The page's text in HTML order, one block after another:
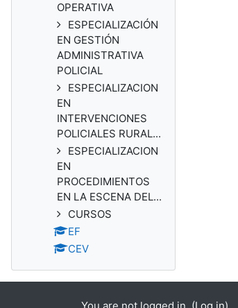
OPERATIVA
ESPECIALIZACIÓN
EN GESTIÓN
ADMINISTRATIVA
POLICIAL
ESPECIALIZACION
EN
INTERVENCIONES
POLICIALES RURAL...
ESPECIALIZACION
EN
PROCEDIMIENTOS
EN LA ESCENA DEL...
CURSOS
EF
CEV